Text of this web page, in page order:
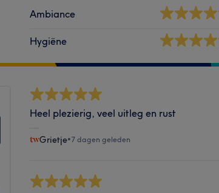
Ambiance
Hygiëne
Heel plezierig, veel uitleg en rust
Grietje•7 dagen geleden